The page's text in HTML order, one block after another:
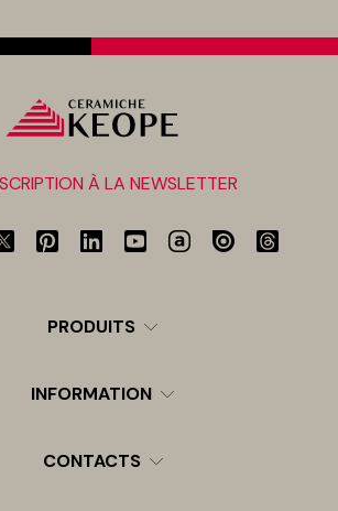
À LA NEWSLETTER
PRODUITS
INFORMATION
CONTACTS